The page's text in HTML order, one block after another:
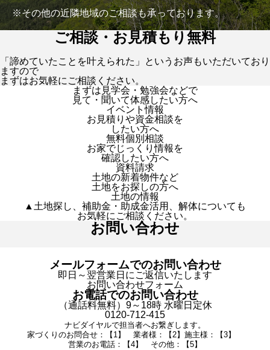
※その他の近隣地域のご相談も承っております。
ご相談・お見積もり無料
「諦めていたことを叶えられた」というお声もいただいており
ますので
まずはお気軽にご相談ください。
まずは見学会・勉強会などで
見て・聞いて体感したい方へ
イベント情報
お見積りや資金相談を
したい方へ
無料個別相談
お家でじっくり情報を
確認したい方へ
資料請求
土地の新着物件など
土地をお探しの方へ
土地の情報
▲土地探し、補助金・助成金活用、解体についても
お気軽にご相談ください。
お問い合わせ
メールフォームでのお問い合わせ
即日～翌営業日にご返信いたします
お問い合わせフォーム
お電話でのお問い合わせ
（通話料無料）9～18時 水曜日定休
0120-712-415
ナビダイヤルで担当者へお繋ぎします。
家づくりのお問合せ：【1】 業者様：【2】施主様：【3】
営業のお電話：【4】 その他：【5】